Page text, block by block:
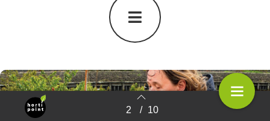
Terug naar overzicht 2 / 10
Home